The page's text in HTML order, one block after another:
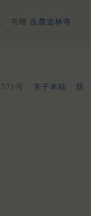
韦蟾 岳麓道林寺
号 关于本站
联